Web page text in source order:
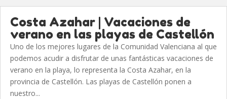
Costa Azahar | Vacaciones de
verano en las playas de Castellón
Uno de los mejores lugares de la Comunidad Valenciana al que
podemos acudir a disfrutar de unas fantásticas vacaciones de
verano en la playa, lo representa la Costa Azahar, en la
provincia de Castellón. Las playas de Castellón ponen a
nuestro...